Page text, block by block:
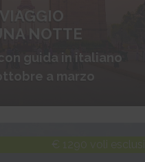
NOTTE
guida in italiano
a marzo
€ 1290 voli esclusi